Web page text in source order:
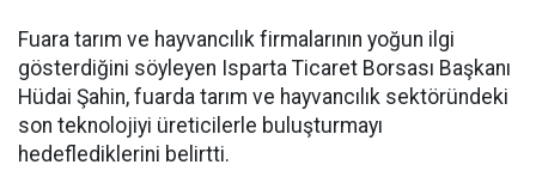
Fuara tarım ve hayvancılık firmalarının yoğun ilgi
gösterdiğini söyleyen Isparta Ticaret Borsası Başkanı
Hüdai Şahin, fuarda tarım ve hayvancılık sektöründeki
son teknolojiyi üreticilerle buluşturmayı
hedeflediklerini belirtti.